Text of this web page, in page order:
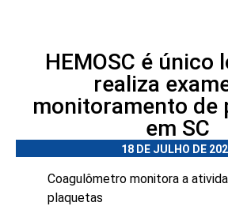
HEMOSC é único
realiza
monitoramento de
em SC
18 DE JULHO DE
Coagulômetro monitora a
plaquetas